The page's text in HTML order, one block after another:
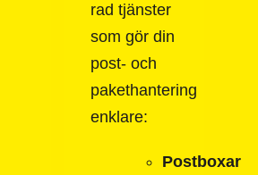
rad tjänster
som gör din
post- och
pakethantering
enklare:
Postboxar